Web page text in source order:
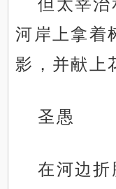
但太宰治
河岸上拿着
影，并献上
圣愚
在河边折